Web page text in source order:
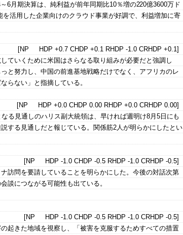
6月期決算は、純利益が前年同期比10％増の220億3600万ド
活用した企業向けのクラウド事業が好調で、利益増加に寄
[NP HDP +0.7 CHDP +0.1 RHDP -1.0 CRHDP +0.1]
ていくために米国はさらなる取り組みが必要だと強調し
と努力し、中国の前進基地戦略だけでなく、アフリカのレ
らない」と指摘している。
[NP HDP +0.0 CHDP 0.00 RHDP +0.0 CRHDP 0.00]
る見通しのハリス副大統領は、早ければ週明け8月5日にも
する見通しだと報じている。関係筋2人が明らかにしたとい
[NP HDP -1.0 CHDP -0.5 RHDP -1.0 CRHDP -0.5]
訪問を要請していることを明らかにした。今後の対話次第
談につながる可能性も出ている。
[NP HDP -1.0 CHDP -0.5 RHDP -1.0 CRHDP -0.5]
起きた地域を視察し、「被害を克服するためすべての措置